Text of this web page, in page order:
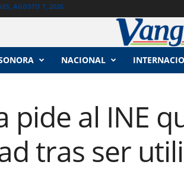
AGOSTO 7, 2026
NACIONAL
pide al INE
tras ser